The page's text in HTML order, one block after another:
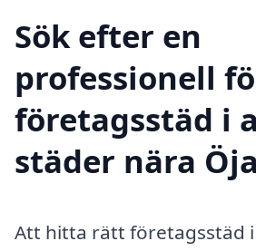
Sök efter en
professionell
företagsstäd i
städer nära Öja
Att hitta rätt företagsstäd i